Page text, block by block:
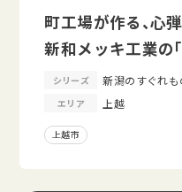
町工場が作る、心
新和メッキ工業の
シリーズ 新潟のすぐれも
エリア 上越
上越市